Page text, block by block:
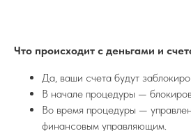
Что происходит с деньгами и
Да, ваши счета будут
В начале процедуры —
Во время процедуры —
финансовым управляющим.